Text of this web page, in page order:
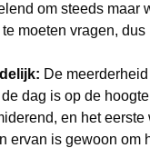
om steeds maar
moeten vragen, dus
De
dag is op de
en het eerste
ervan is gewoon om